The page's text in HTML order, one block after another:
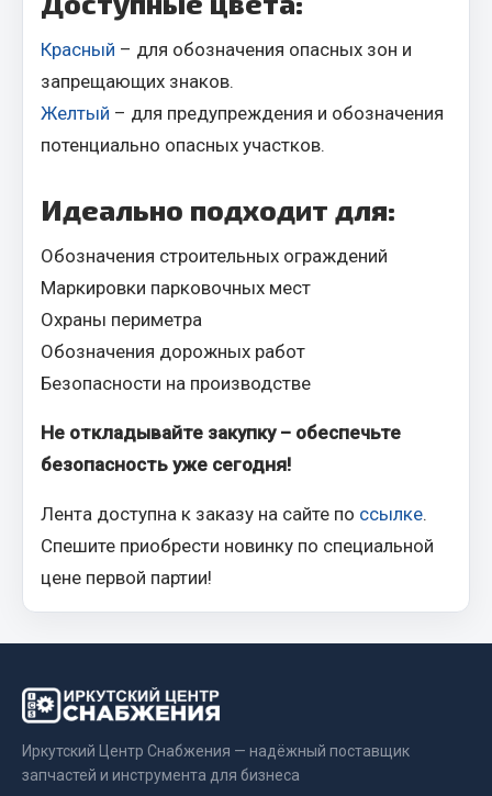
Camozzi
Адаптеры и переходники
Тройники
Штуцеры
Инструмент
Измерительный инструмент
Крепежный инструмент
Силовое оборудование
Слесарный инструмент
Столярный инструмент
Цепи подъёмные
Красный – для обозначения опасных зон и
запрещающих знаков.
Желтый – для предупреждения и обозначения
потенциально опасных участков.
Идеально подходит для:
Обозначения строительных ограждений
Маркировки парковочных мест
Охраны периметра
Обозначения дорожных работ
Безопасности на производстве
Не откладывайте закупку – обеспечьте
безопасность уже сегодня!
Лента доступна к заказу на сайте по ссылке.
Спешите приобрести новинку по специальной
цене первой партии!
Иркутский Центр Снабжения — надёжный поставщик
запчастей и инструмента для бизнеса